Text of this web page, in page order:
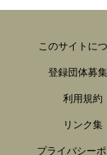
このサイトに
登録団体募
利用規約
リンク集
プライバシー